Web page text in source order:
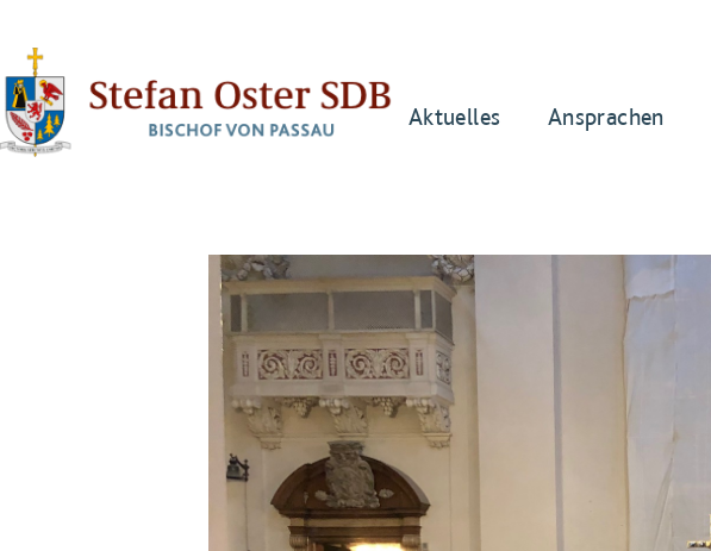
Aktuelles Ansprachen